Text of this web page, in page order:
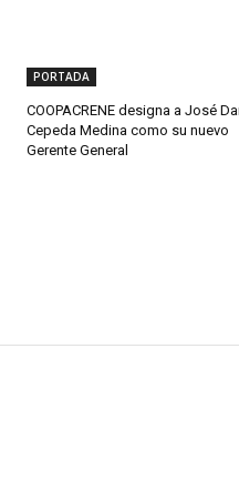
PORTADA
COOPACRENE designa a José
Cepeda Medina como su nuevo
Gerente General